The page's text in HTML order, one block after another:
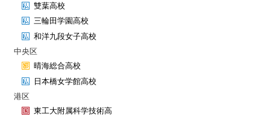
雙葉高校
三輪田学園高校
和洋九段女子高校
中央区
晴海総合高校
日本橋女学館高校
港区
東工大附属科学技術高